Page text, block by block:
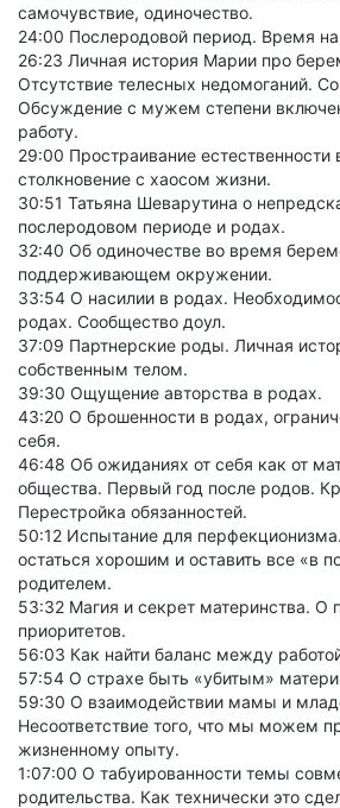
самочувствие, одиночество.
24:00 Послеродовой период. Время на
26:23 Личная история Марии про
Отсутствие телесных недомоганий.
Обсуждение с мужем степени
работу.
29:00 Простраивание естественности
столкновение с хаосом жизни.
30:51 Татьяна Шеварутина о
послеродовом периоде и родах.
32:40 Об одиночестве во время
поддерживающем окружении.
33:54 О насилии в родах.
родах. Сообщество доул.
37:09 Партнерские роды. Личная
собственным телом.
39:30 Ощущение авторства в родах.
43:20 О брошенности в родах,
себя.
46:48 Об ожиданиях от себя как от
общества. Первый год после родов.
Перестройка обязанностей.
50:12 Испытание для
остаться хорошим и оставить все «в
родителем.
53:32 Магия и секрет материнства. О
приоритетов.
56:03 Как найти баланс между
57:54 О страхе быть «убитым»
59:30 О взаимодействии мамы и
Несоответствие того, что мы можем
жизненному опыту.
1:07:00 О табуированности темы
родительства. Как технически это